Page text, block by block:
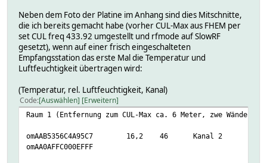
Neben dem Foto der Platine im Anhang sind dies Mitschnitte,
die ich bereits gemacht habe (vorher CUL-Max aus FHEM per
set CUL freq 433.92 umgestellt und rfmode auf SlowRF
gesetzt), wenn auf einer frisch eingeschalteten
Empfangsstation das erste Mal die Temperatur und
Luftfeuchtigkeit übertragen wird:
(Temperatur, rel. Luftfeuchtigkeit, Kanal)
Code Auswählen Erweitern
Raum 1 (Entfernung zum CUL-Max ca. 6 Meter, zwe Wände),
omAAB5356C4A95C7 16,2 46
Kanal 2
omAA0AFFC000EFFF